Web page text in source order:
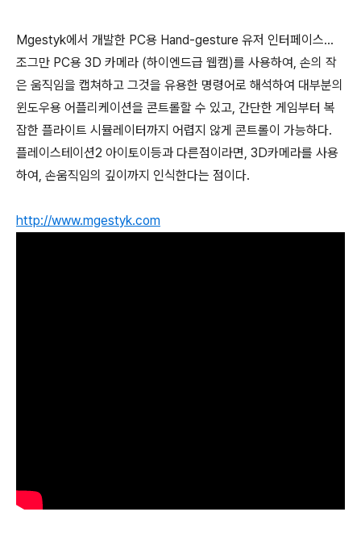
Mgestyk에서 개발한 PC용 Hand-gesture 유저 인터페이스...
조그만 PC용 3D 카메라 (하이엔드급 웹캠)를 사용하여, 손의 작
은 움직임을 캡쳐하고 그것을 유용한 명령어로 해석하여 대부분의
윈도우용 어플리케이션을 콘트롤할 수 있고, 간단한 게임부터 복
잡한 플라이트 시뮬레이터까지 어렵지 않게 콘트롤이 가능하다.
플레이스테이션2 아이토이등과 다른점이라면, 3D카메라를 사용
하여, 손움직임의 깊이까지 인식한다는 점이다.
http://www.mgestyk.com